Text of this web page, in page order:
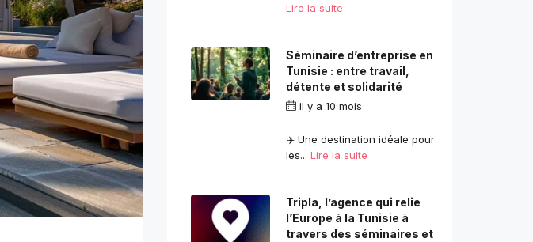
Lire la suite
Séminaire d’entreprise en
Tunisie : entre travail,
détente et solidarité
il y a 10 mois
✈️ Une destination idéale pour
les... Lire la suite
Tripla, l’agence qui relie
l’Europe à la Tunisie à
travers des séminaires et